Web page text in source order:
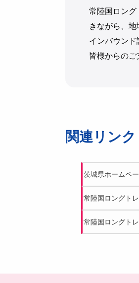
常陸国ロング
きながら、地
インバウンド
皆様からのご
関連リンク
茨城県ホームペ
常陸国ロングト
常陸国ロングト